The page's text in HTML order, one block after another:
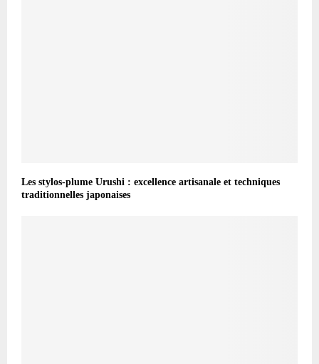
Les stylos-plume Urushi : excellence artisanale et techniques
traditionnelles japonaises